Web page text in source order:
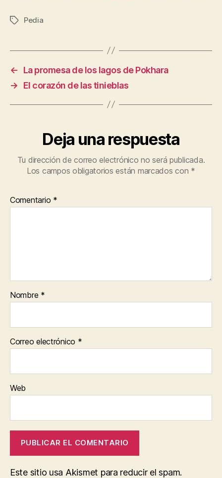
Etiquetas
Pedia
←
La promesa de los lagos de Pokhara
→
El corazón de las tinieblas
Deja una respuesta
Tu dirección de correo electrónico no será publicada.
Los campos obligatorios están marcados con *
Comentario *
Nombre *
Correo electrónico *
Web
Este sitio usa Akismet para reducir el spam.